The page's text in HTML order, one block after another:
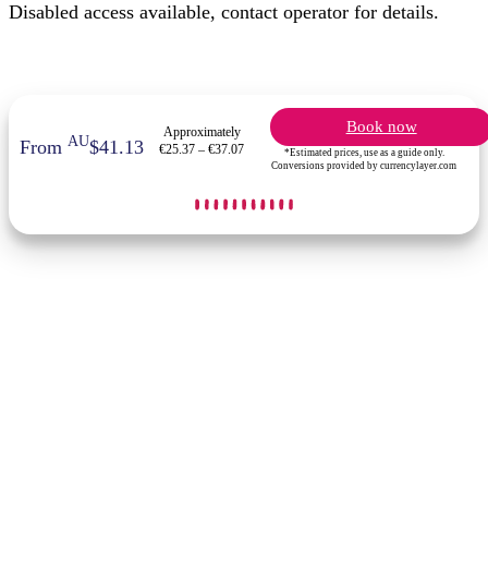
Disabled access available, contact operator for details.
FromAU$41.13
Approximately
€25.37 – €37.07
Book now
*Estimated prices, use as a guide only.
Conversions provided by currencylayer.com